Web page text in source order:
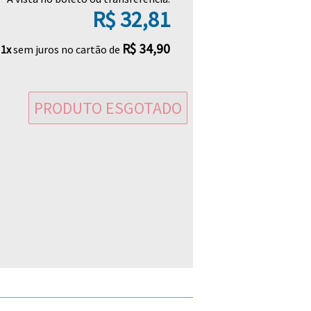
R$ 32,81
1xsem juros no cartão de R$ 34,90
PRODUTO ESGOTADO